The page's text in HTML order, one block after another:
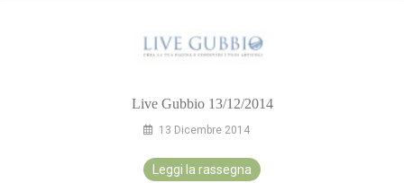
Live Gubbio 13/12/2014
13 Dicembre 2014
Leggi la rassegna